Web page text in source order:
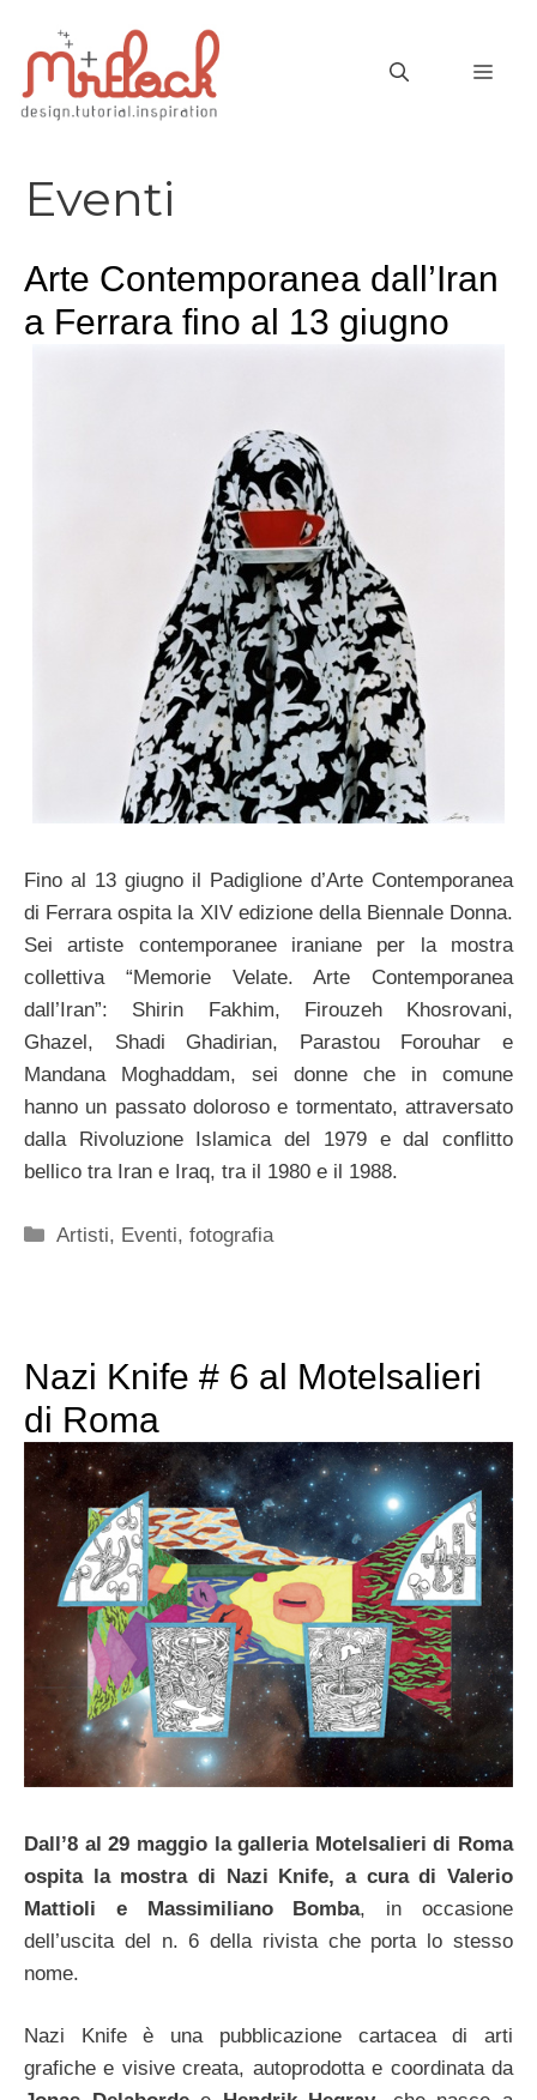
contenuto
Eventi
Arte Contemporanea dall’Iran
a Ferrara fino al 13 giugno
Fino al 13 giugno il Padiglione d’Arte Contemporanea
di Ferrara ospita la XIV edizione della Biennale Donna.
Sei artiste contemporanee iraniane per la mostra
collettiva “Memorie Velate. Arte Contemporanea
dall’Iran”: Shirin Fakhim, Firouzeh Khosrovani,
Ghazel, Shadi Ghadirian, Parastou Forouhar e
Mandana Moghaddam, sei donne che in comune
hanno un passato doloroso e tormentato, attraversato
dalla Rivoluzione Islamica del 1979 e dal conflitto
bellico tra Iran e Iraq, tra il 1980 e il 1988.
Categorie
Artisti, Eventi,fotografia
Nazi Knife # 6 al Motelsalieri
di Roma
Dall’8 al 29 maggio la galleria Motelsalieri di Roma
ospita la mostra di Nazi Knife, a cura di Valerio
Mattioli e Massimiliano Bomba, in occasione
dell’uscita del n. 6 della rivista che porta lo stesso
nome.
Nazi Knife è una pubblicazione cartacea di arti
grafiche e visive creata, autoprodotta e coordinata da